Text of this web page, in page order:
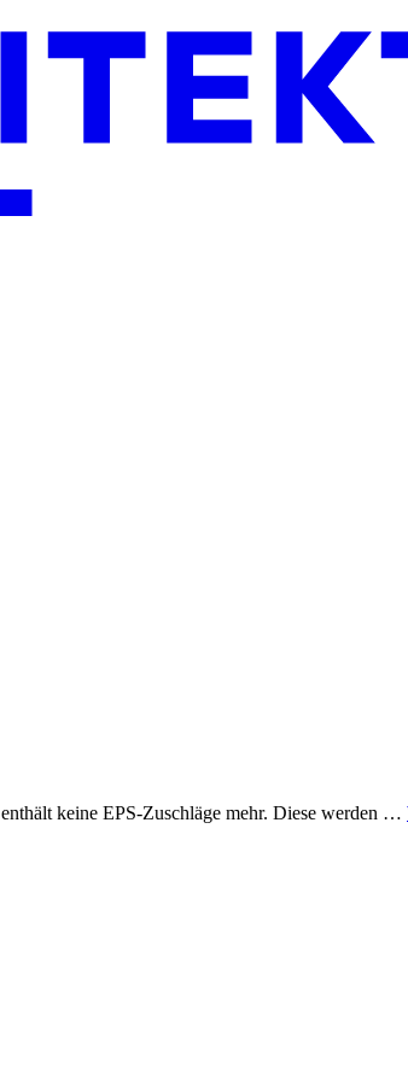
keine EPS-Zuschläge mehr. Diese werden …